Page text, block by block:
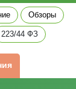
Обзоры
223/44 ФЗ